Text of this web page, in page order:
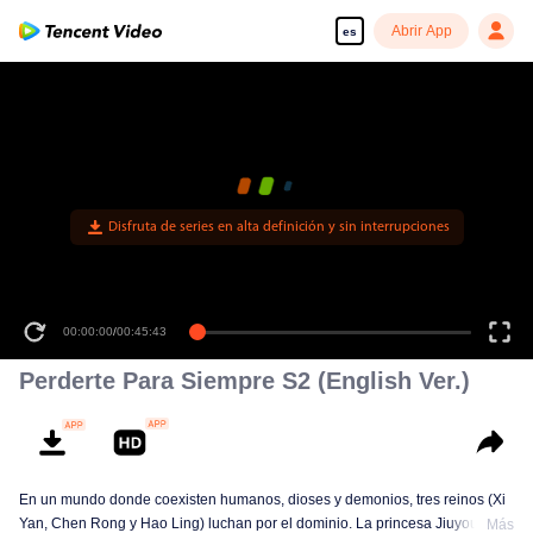
es Abrir App
Disfruta de series en alta definición y sin interrupciones
00:00:00/00:45:43
Perderte Para Siempre S2 (English Ver.)
En un mundo donde coexisten humanos, dioses y demonios, tres reinos (Xi
Yan, Chen Rong y Hao Ling) luchan por el dominio. La princesa Jiuyou deMás